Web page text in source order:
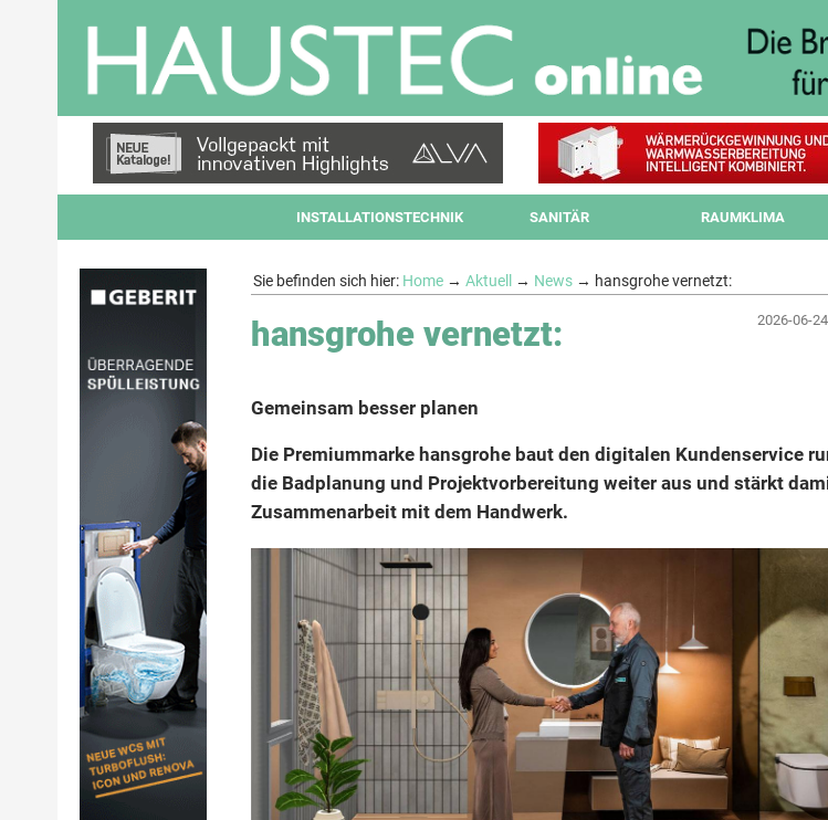
INSTALLATIONSTECHNIK SANITÄR RAUMKLIMA
Sie befinden sich hier: Home → Aktuell → News → hansgrohe vernetzt:
2026-06-
hansgrohe vernetzt:
Gemeinsam besser planen
Die Premiummarke hansgrohe baut den digitalen Kundenservice
die Badplanung und Projektvorbereitung weiter aus und stärkt
Zusammenarbeit mit dem Handwerk.